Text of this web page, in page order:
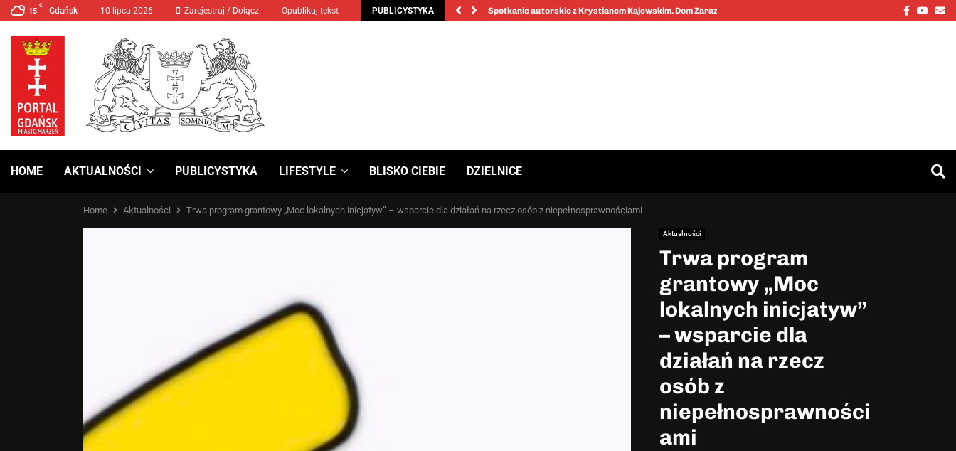
15
C
Gdańsk 10 lipca 2026 Zarejestruj / Dołącz Opublikuj tekst PUBLICYSTYKA
MANIFA 2024 Prawa Kobiet Spotkanie autorskie z Krystianem Kajewskim. Dom Zarazy… Facebook
HOME AKTUALNOŚCI PUBLICYSTYKA LIFESTYLE BLISKO CIEBIE DZIELNICE
Home Aktualności Trwa program grantowy „Moc lokalnych inicjatyw” – wsparcie dla działań na rzecz osób z niepełnosprawnościami
Aktualności
Trwa program
grantowy „Moc
lokalnych inicjatyw”
– wsparcie dla
działań na rzecz
osób z
niepełnosprawności
ami